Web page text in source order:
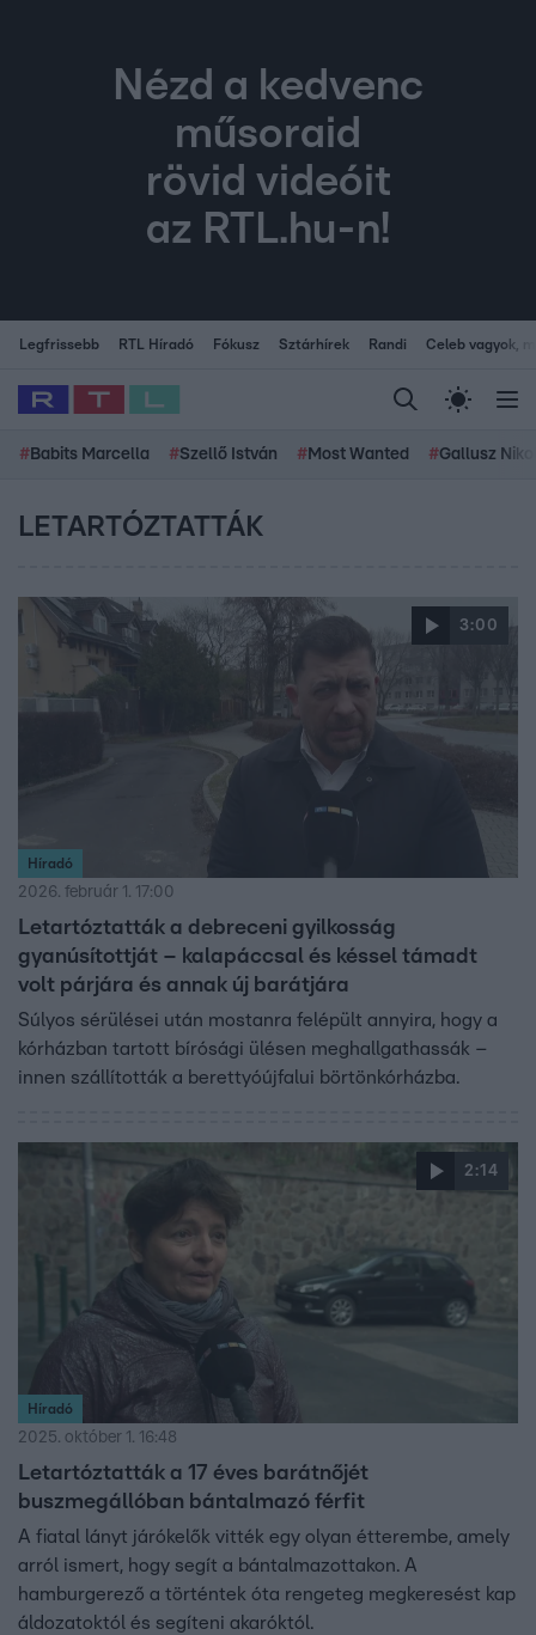
Nézd a kedvenc
műsoraid
rövid videóit
az RTL.hu-n!
Legfrissebb RTL Híradó Fókusz Sztárhírek Randi Celeb vagyok,
# Babits Marcella #Szellő István # Most Wanted #Gallusz
LETARTÓZTATTÁK
3:00
Híradó
2026. február 1. 17:00
Letartóztatták a debreceni gyilkosság
gyanúsítottját – kalapáccsal és késsel támadt
volt párjára és annak új barátjára
Súlyos sérülései után mostanra felépült annyira, hogy a
kórházban tartott bírósági ülésen meghallgathassák –
innen szállították a berettyóújfalui börtönkórházba.
2:14
Híradó
2025. október 1. 16:48
Letartóztatták a 17 éves barátnőjét
buszmegállóban bántalmazó férfit
A fiatal lányt járókelők vitték egy olyan étterembe, amely
arról ismert, hogy segít a bántalmazottakon. A
hamburgerező a történtek óta rengeteg megkeresést kap
áldozatoktól és segíteni akaróktól.